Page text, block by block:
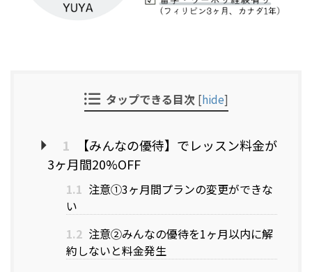
タップできる目次 [hide]
1
【みんなの優待】でレッスン料金が
3ヶ月間20%OFF
1.1 注意①3ヶ月間プランの変更ができな
い
1.2 注意②みんなの優待を1ヶ月以内に解
約しないと料金発生